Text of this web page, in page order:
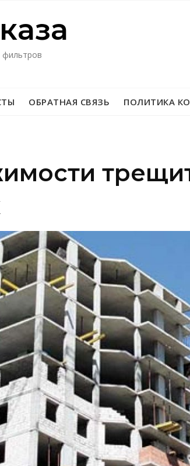
фильтров
ОБРАТНАЯ СВЯЗЬ ПОЛИТИКА